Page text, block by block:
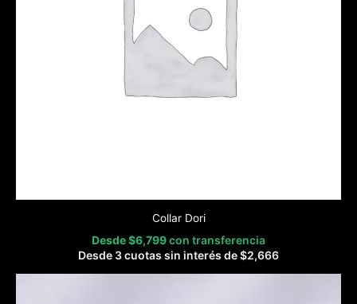
Collar Dori
Desde$6,799con transferencia
Desde 3 cuotas sin interés de$2,666